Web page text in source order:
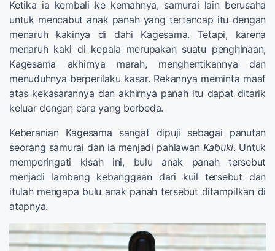
Ketika ia kembali ke kemahnya, samurai lain berusaha
untuk mencabut anak panah yang tertancap itu dengan
menaruh kakinya di dahi Kagesama. Tetapi, karena
menaruh kaki di kepala merupakan suatu penghinaan,
Kagesama akhirnya marah, menghentikannya dan
menuduhnya berperilaku kasar. Rekannya meminta maaf
atas kekasarannya dan akhirnya panah itu dapat ditarik
keluar dengan cara yang berbeda.
Keberanian Kagesama sangat dipuji sebagai panutan
seorang samurai dan ia menjadi pahlawan Kabuki. Untuk
memperingati kisah ini, bulu anak panah tersebut
menjadi lambang kebanggaan dari kuil tersebut dan
itulah mengapa bulu anak panah tersebut ditampilkan di
atapnya.